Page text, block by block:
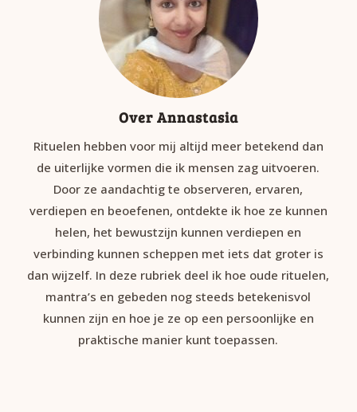
Over Annastasia
Rituelen hebben voor mij altijd meer betekend dan
de uiterlijke vormen die ik mensen zag uitvoeren.
Door ze aandachtig te observeren, ervaren,
verdiepen en beoefenen, ontdekte ik hoe ze kunnen
helen, het bewustzijn kunnen verdiepen en
verbinding kunnen scheppen met iets dat groter is
dan wijzelf. In deze rubriek deel ik hoe oude rituelen,
mantra’s en gebeden nog steeds betekenisvol
kunnen zijn en hoe je ze op een persoonlijke en
praktische manier kunt toepassen.